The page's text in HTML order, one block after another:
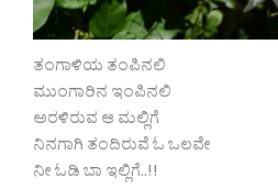
ತಂಗಾಳಿಯ ತಂಪಿನಲಿ
ಮುಂಗಾರಿನ ಇಂಪಿನಲಿ
ಅರಳಿರುವ ಆ ಮಲ್ಲಿಗೆ
ನಿನಗಾಗಿ ತಂದಿರುವೆ ಓ ಒಲವೇ
ನೀ ಓಡಿ ಬಾ ಇಲ್ಲಿಗೆ..!!